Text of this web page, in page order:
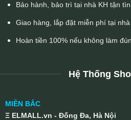
Bảo hành, bảo trì tại nhà KH tận
Giao hàng, lắp đặt miễn phí tại nhà
Hoàn tiền 100% nếu không làm
Hệ Thống
MIỀN BẮC
Ξ ELMALL.vn - Đống Đa, Hà Nội